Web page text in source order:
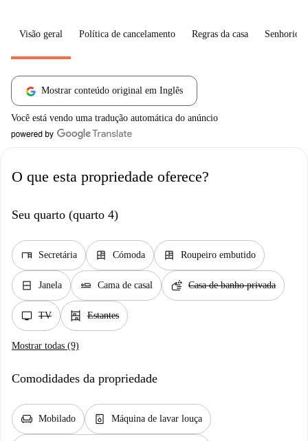
Visão geral Política de cancelamento Regras da casa Senhorio
Mostrar conteúdo original em Inglês
Você está vendo uma tradução automática do anúncio
O que esta propriedade oferece?
Seu quarto (quarto 4)
desk Secretária dresser Cómoda dresser Roupeiro embutido
window_closed Janela airline_seat_flat Cama de casal soap Casa de banho privada
tv TV shelves Estantes
Mostrar todas (9)
Comodidades da propriedade
chair Mobilado dishwasher_gen Máquina de lavar louça